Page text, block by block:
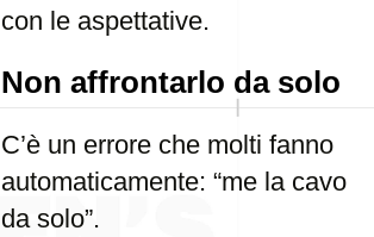
con le aspettative.
Non affrontarlo da solo
C’è un errore che molti fanno
automaticamente: “me la cavo
da solo”.